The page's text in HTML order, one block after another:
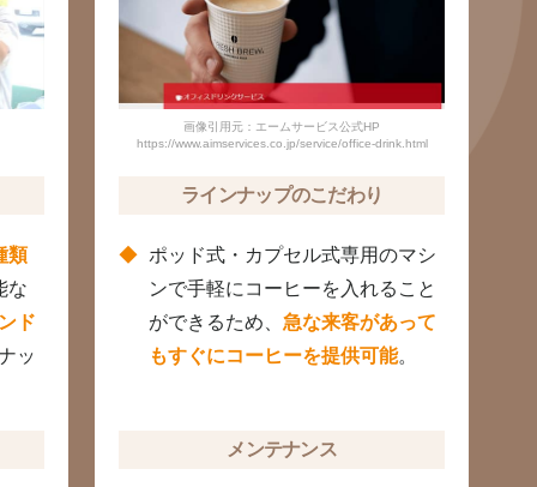
類
な
ド
ッ
画像引用元：エームサービス公式HP
https://www.aimservices.co.jp/service/office-drink.html
ラインナップのこだわり
ポッド式・カプセル式専用のマシ
ンで手軽にコーヒーを入れること
ができるため、急な来客があって
もすぐにコーヒーを提供可能。
メンテナンス